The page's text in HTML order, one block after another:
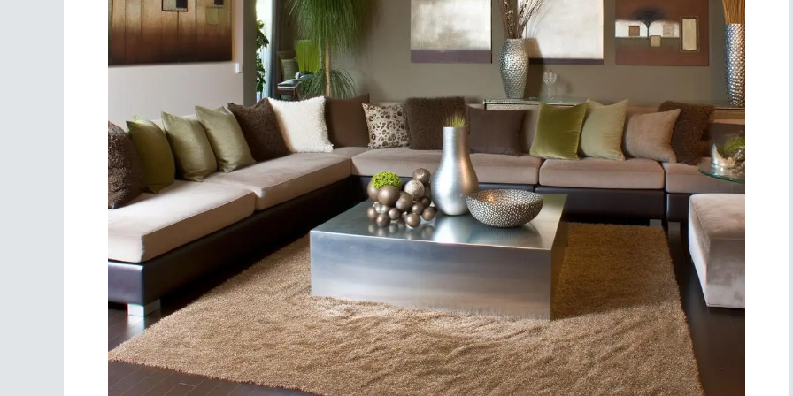
Scrivere Simboli
Stagioni Ufficio